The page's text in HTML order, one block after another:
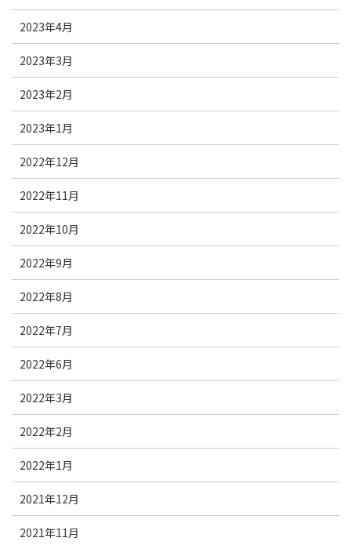
2023年4月
2023年3月
2023年2月
2023年1月
2022年12月
2022年11月
2022年10月
2022年9月
2022年8月
2022年7月
2022年6月
2022年3月
2022年2月
2022年1月
2021年12月
2021年11月